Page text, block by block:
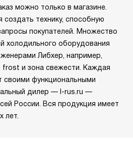
можно только в магазине.
технику, способную
покупателей. Множество
холодильного оборудования
Либхер, например,
и зона свежести. Каждая
своими функциональными
дилер — l-rus.ru —
России. Вся продукция имеет
лет.